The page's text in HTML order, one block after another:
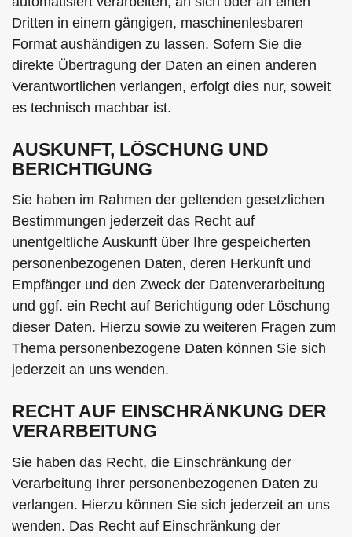
Dritten in einem gängigen, maschinenlesbaren
Format aushändigen zu lassen. Sofern Sie die
direkte Übertragung der Daten an einen anderen
Verantwortlichen verlangen, erfolgt dies nur, soweit
es technisch machbar ist.
AUSKUNFT, LÖSCHUNG UND
BERICHTIGUNG
Sie haben im Rahmen der geltenden gesetzlichen
Bestimmungen jederzeit das Recht auf
unentgeltliche Auskunft über Ihre gespeicherten
personenbezogenen Daten, deren Herkunft und
Empfänger und den Zweck der Datenverarbeitung
und ggf. ein Recht auf Berichtigung oder Löschung
dieser Daten. Hierzu sowie zu weiteren Fragen zum
Thema personenbezogene Daten können Sie sich
jederzeit an uns wenden.
RECHT AUF EINSCHRÄNKUNG DER
VERARBEITUNG
Sie haben das Recht, die Einschränkung der
Verarbeitung Ihrer personenbezogenen Daten zu
verlangen. Hierzu können Sie sich jederzeit an uns
wenden. Das Recht auf Einschränkung der